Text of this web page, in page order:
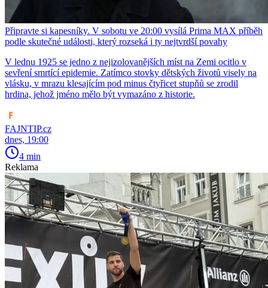
Připravte si kapesníky. V sobotu ve 20:00 vysílá Prima MAX příběh
podle skutečné události, který rozseká i ty nejtvrdší povahy
V lednu 1925 se jedno z nejizolovanějších míst na Zemi ocitlo v
sevření smrtící epidemie. Zatímco stovky dětských životů visely na
vlásku, v mrazu klesajícím pod minus čtyřicet stupňů se zrodil
hrdina, jehož jméno mělo být vymazáno z historie.
FAJNTIP.cz
dnes, 19:00
4 min
Reklama